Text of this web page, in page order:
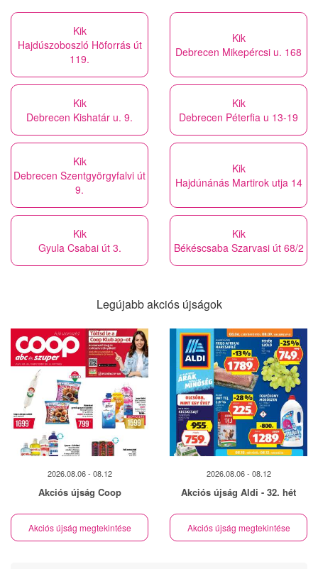
Kik
Hajdúszoboszló Höforrás út
119.
Kik
Debrecen Mikepércsi u. 168
Kik
Debrecen Kishatár u. 9.
Kik
Debrecen Péterfia u 13-19
Kik
Debrecen Szentgyörgyfalvi út
9.
Kik
Hajdúnánás Martirok utja 14
Kik
Gyula Csabai út 3.
Kik
Békéscsaba Szarvasi út 68/2
Legújabb akciós újságok
2026.08.06 - 08.12
Akciós újság Coop
Akciós újság megtekintése
2026.08.06 - 08.12
Akciós újság Aldi - 32. hét
Akciós újság megtekintése